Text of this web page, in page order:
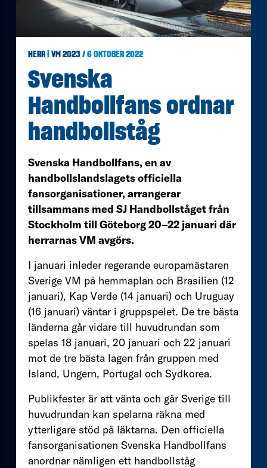
HERR| VM 2023 / 6 OKTOBER 2022
Svenska
Handbollfans ordnar
handbollståg
Svenska Handbollfans, en av
handbollslandslagets officiella
fansorganisationer, arrangerar
tillsammans med SJ Handbollståget från
Stockholm till Göteborg 20–22 januari där
herrarnas VM avgörs.
I januari inleder regerande europamästaren
Sverige VM på hemmaplan och Brasilien (12
januari), Kap Verde (14 januari) och Uruguay
(16 januari) väntar i gruppspelet. De tre bästa
länderna går vidare till huvudrundan som
spelas 18 januari, 20 januari och 22 januari
mot de tre bästa lagen från gruppen med
Island, Ungern, Portugal och Sydkorea.
Publikfester är att vänta och går Sverige till
huvudrundan kan spelarna räkna med
ytterligare stöd på läktarna. Den officiella
fansorganisationen Svenska Handbollfans
anordnar nämligen ett handbollståg